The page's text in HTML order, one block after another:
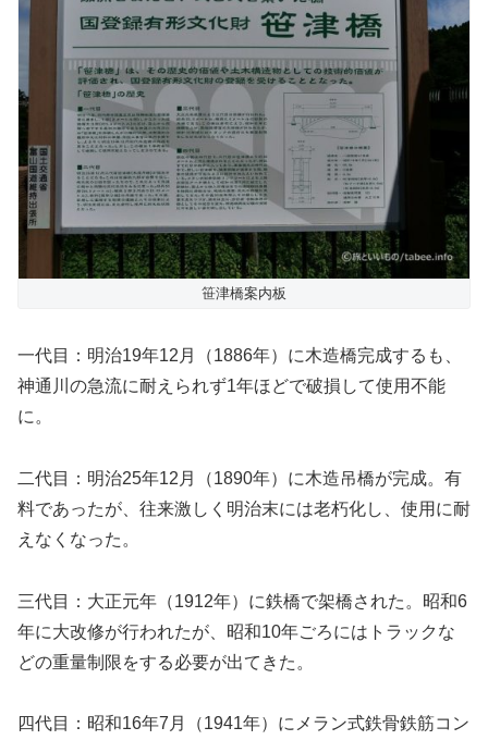
笹津橋案内板
一代目：明治19年12月（1886年）に木造橋完成するも、
神通川の急流に耐えられず1年ほどで破損して使用不能
に。
二代目：明治25年12月（1890年）に木造吊橋が完成。有
料であったが、往来激しく明治末には老朽化し、使用に耐
えなくなった。
三代目：大正元年（1912年）に鉄橋で架橋された。昭和6
年に大改修が行われたが、昭和10年ごろにはトラックな
どの重量制限をする必要が出てきた。
四代目：昭和16年7月（1941年）にメラン式鉄骨鉄筋コン